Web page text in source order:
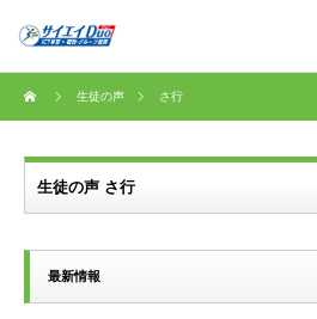
生徒の声 さ行
生徒の声 さ行
最新情報